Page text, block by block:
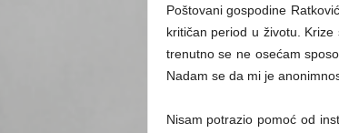
Poštovani gospodine
kritičan period u životu.
trenutno se ne osećam
Nadam se da mi je
Nisam potrazio pomoć od